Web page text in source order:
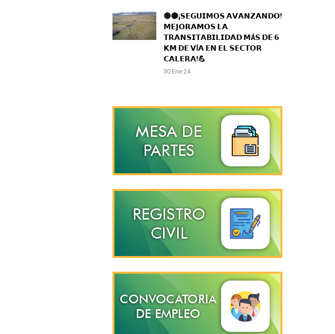
🟢🟡¡𝗦𝗘𝗚𝗨𝗜𝗠𝗢𝗦 𝗔𝗩𝗔𝗡𝗭𝗔𝗡𝗗𝗢!
𝗠𝗘𝗝𝗢𝗥𝗔𝗠𝗢𝗦 𝗟𝗔
𝗧𝗥𝗔𝗡𝗦𝗜𝗧𝗔𝗕𝗜𝗟𝗜𝗗𝗔𝗗 𝗠Á𝗦 𝗗𝗘 𝟲
𝗞𝗠 𝗗𝗘 𝗩Í𝗔 𝗘𝗡 𝗘𝗟 𝗦𝗘𝗖𝗧𝗢𝗥
𝗖𝗔𝗟𝗘𝗥𝗔!💪
30 Ene 24